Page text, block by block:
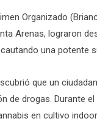
Organizado
Arenas, lograron
una potente
que un
de drogas. Durante
en cultivo